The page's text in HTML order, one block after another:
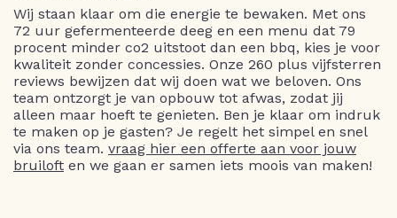
Wij staan klaar om die energie te bewaken. Met ons
72 uur gefermenteerde deeg en een menu dat 79
procent minder co2 uitstoot dan een bbq, kies je voor
kwaliteit zonder concessies. Onze 260 plus vijfsterren
reviews bewijzen dat wij doen wat we beloven. Ons
team ontzorgt je van opbouw tot afwas, zodat jij
alleen maar hoeft te genieten. Ben je klaar om indruk
te maken op je gasten? Je regelt het simpel en snel
via ons team. vraag hier een offerte aan voor jouw
bruiloft en we gaan er samen iets moois van maken!